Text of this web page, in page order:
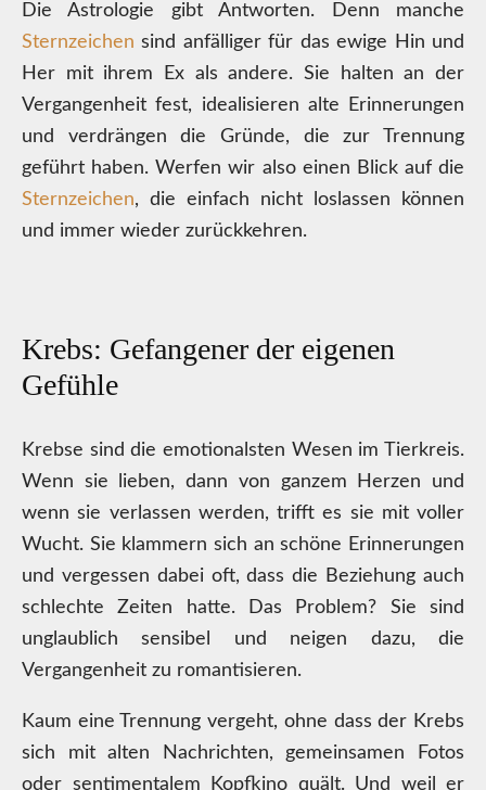
Die Astrologie gibt Antworten. Denn manche
Sternzeichen sind anfälliger für das ewige Hin und
Her mit ihrem Ex als andere. Sie halten an der
Vergangenheit fest, idealisieren alte Erinnerungen
und verdrängen die Gründe, die zur Trennung
geführt haben. Werfen wir also einen Blick auf die
Sternzeichen, die einfach nicht loslassen können
und immer wieder zurückkehren.
Krebs: Gefangener der eigenen
Gefühle
Krebse sind die emotionalsten Wesen im Tierkreis.
Wenn sie lieben, dann von ganzem Herzen und
wenn sie verlassen werden, trifft es sie mit voller
Wucht. Sie klammern sich an schöne Erinnerungen
und vergessen dabei oft, dass die Beziehung auch
schlechte Zeiten hatte. Das Problem? Sie sind
unglaublich sensibel und neigen dazu, die
Vergangenheit zu romantisieren.
Kaum eine Trennung vergeht, ohne dass der Krebs
sich mit alten Nachrichten, gemeinsamen Fotos
oder sentimentalem Kopfkino quält. Und weil er